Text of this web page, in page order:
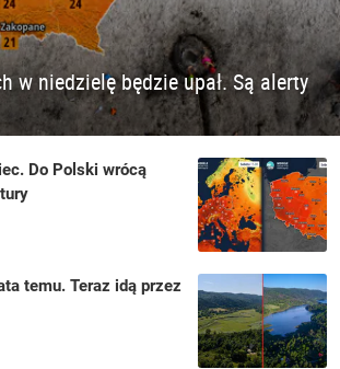
w niedzielę będzie upał. Są alerty
Do Polski wrócą
temu. Teraz idą przez